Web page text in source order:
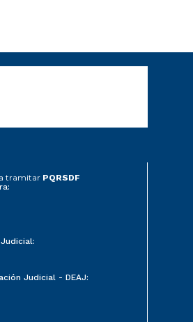
tramitar PQRSDF
Judicial - DEAJ: